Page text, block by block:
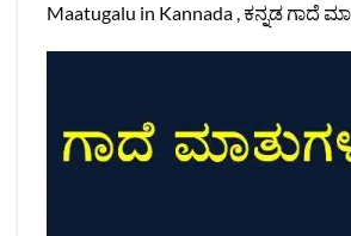
Maatugalu in Kannada , ಕನ್ನಡ ಗಾದೆ